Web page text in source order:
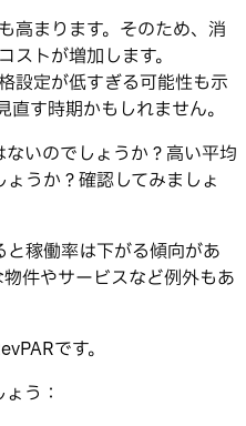
高まります。そのため、消
トが増加します。
設定が低すぎる可能性も示
直す時期かもしれません。
いのでしょうか？高い平均
うか？確認してみましょ
稼働率は下がる傾向があ
件やサービスなど例外もあ
です。
う：